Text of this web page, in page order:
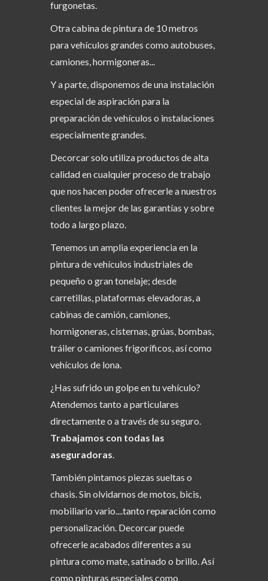
furgonetas.
Otra cabina de pintura de 10 metros
para vehículos grandes como autobuses,
camiones, hormigoneras...
Y a parte, disponemos de una instalación
especial de aspiración para la
preparación de vehículos o instalaciones
especialmente grandes.
Decorcar solo utiliza productos de alta
calidad en cualquier proceso de trabajo
que nos hacen poder ofrecerle a nuestros
clientes la mejor de las garantías y sobre
todo a largo plazo.
Tenemos un amplia experiencia en la
pintura de vehículos industriales de
pequeño o gran tonelaje; desde
carretillas, plataformas elevadoras, a
cabinas de camión, camiones,
hormigoneras, cisternas, grúas, bombas,
tráiler o camiones frigoríficos, así como
vehículos de lona.
¿Has sufrido un golpe en tu vehículo?
Atendemos tanto a particulares
directamente o a través de su seguro.
Trabajamos con todas las
aseguradoras.
También pintamos piezas sueltas o
chasis. Sin olvidarnos de motos, bicis,
mobiliario vario....tanto reparación como
personalización. Decorcar puede
ofrecerle acabados diferentes a su
pintura como mate, satinado o brillo. Así
como pinturas especiales como